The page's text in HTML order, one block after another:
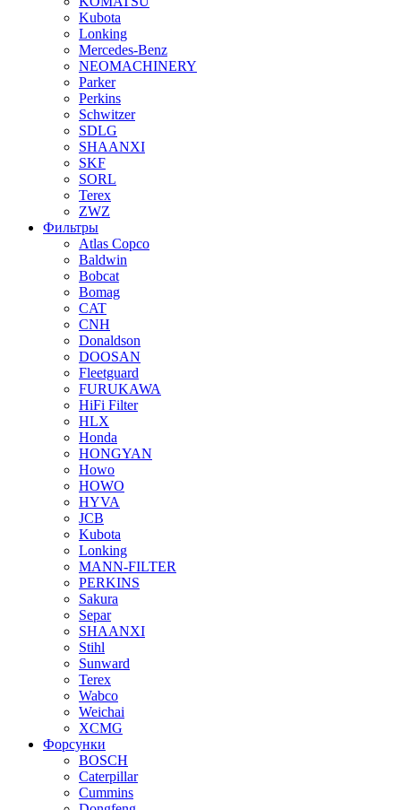
Kubota
Lonking
Mercedes-Benz
NEOMACHINERY
Parker
Perkins
Schwitzer
SDLG
SHAANXI
SKF
SORL
Terex
ZWZ
Фильтры
Atlas Copco
Baldwin
Bobcat
Bomag
CAT
CNH
Donaldson
DOOSAN
Fleetguard
FURUKAWA
HiFi Filter
HLX
Honda
HONGYAN
Howo
HOWO
HYVA
JCB
Kubota
Lonking
MANN-FILTER
PERKINS
Sakura
Separ
SHAANXI
Stihl
Sunward
Terex
Wabco
Weichai
XCMG
Форсунки
BOSCH
Caterpillar
Cummins